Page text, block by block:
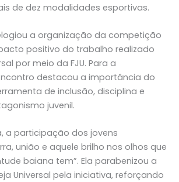
de dez modalidades esportivas.
a organização da competição
positivo do trabalho realizado
por meio da FJU. Para a
destacou a importância do
de inclusão, disciplina e
juvenil.
a participação dos jovens
união e aquele brilho nos olhos que
baiana tem”. Ela parabenizou a
Universal pela iniciativa, reforçando